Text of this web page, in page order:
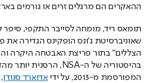
ההאקרים הם מרגלים זרים או גורמים
המפורסמת מ-2013, על ידי
אדוארד סנודן